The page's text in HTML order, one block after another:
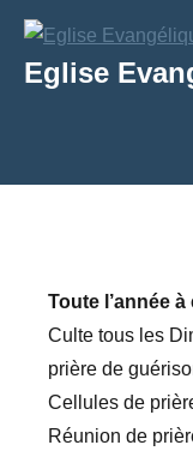
Aller
contenu
Eglise
Texte
Toute l’année à
Culte tous les
prière de
Cellules de
Réunion de